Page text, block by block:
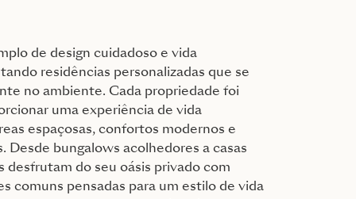
de design cuidadoso e vida
residências personalizadas que se
no ambiente. Cada propriedade foi
uma experiência de vida
espaçosas, confortos modernos e
Desde bungalows acolhedores a casas
desfrutam do seu oásis privado com
comuns pensadas para um estilo de vida